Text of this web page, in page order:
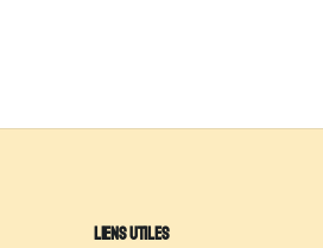
Liens utiles